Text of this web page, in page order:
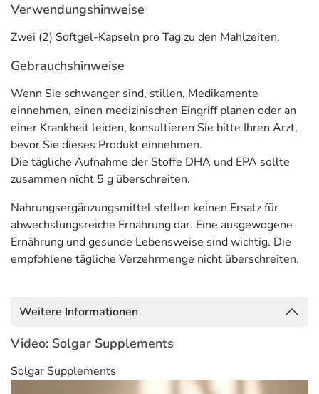
Verwendungshinweise
Zwei (2) Softgel-Kapseln pro Tag zu den Mahlzeiten.
Gebrauchshinweise
Wenn Sie schwanger sind, stillen, Medikamente
einnehmen, einen medizinischen Eingriff planen oder an
einer Krankheit leiden, konsultieren Sie bitte Ihren Arzt,
bevor Sie dieses Produkt einnehmen.
Die tägliche Aufnahme der Stoffe DHA und EPA sollte
zusammen nicht 5 g überschreiten.
Nahrungsergänzungsmittel stellen keinen Ersatz für
abwechslungsreiche Ernährung dar. Eine ausgewogene
Ernährung und gesunde Lebensweise sind wichtig. Die
empfohlene tägliche Verzehrmenge nicht überschreiten.
Weitere Informationen
Video: Solgar Supplements
Solgar Supplements